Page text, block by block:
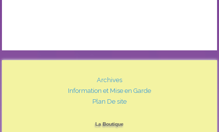
Archives
Information et Mise en Garde
Plan De site
La Boutique